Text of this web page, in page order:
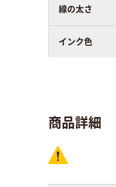
線の太さ
インク色
形状
商品詳細